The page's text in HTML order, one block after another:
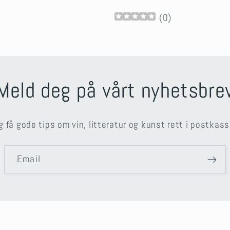
(0)
deg på vårt
få gode tips om vin, litteratur og kunst rett i
Email